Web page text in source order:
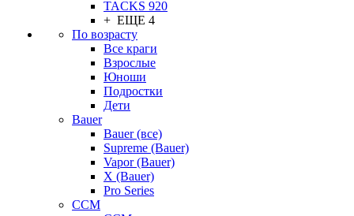
TACKS 920
+ ЕЩЕ 4
По возрасту
Все краги
Взрослые
Юноши
Подростки
Дети
Bauer
Bauer (все)
Supreme (Bauer)
Vapor (Bauer)
X (Bauer)
Pro Series
CCM